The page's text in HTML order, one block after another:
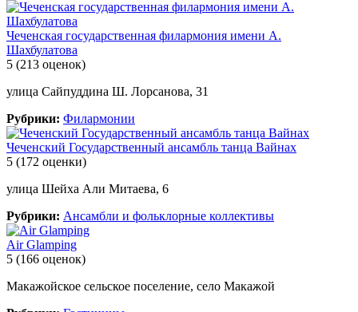
Чеченская государственная филармония имени А.
Шахбулатова
5 (213 оценок)
улица Сайпуддина Ш. Лорсанова, 31
Рубрики: Филармонии
Чеченский Государственный ансамбль танца Вайнах
5 (172 оценки)
улица Шейха Али Митаева, 6
Рубрики: Ансамбли и фольклорные коллективы
Air Glamping
5 (166 оценок)
Макажойское сельское поселение, село Макажой